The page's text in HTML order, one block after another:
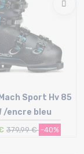
Sport Hv 85
/encre bleu
379,99 € -40%